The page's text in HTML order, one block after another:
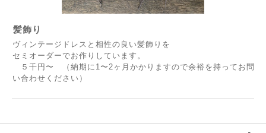
髪飾り
ヴィンテージドレスと相性の良い髪飾りを
セミオーダーでお作りしています。
５千円〜 （納期に1〜2ヶ月かかりますので余裕を持ってお問
い合わせください）